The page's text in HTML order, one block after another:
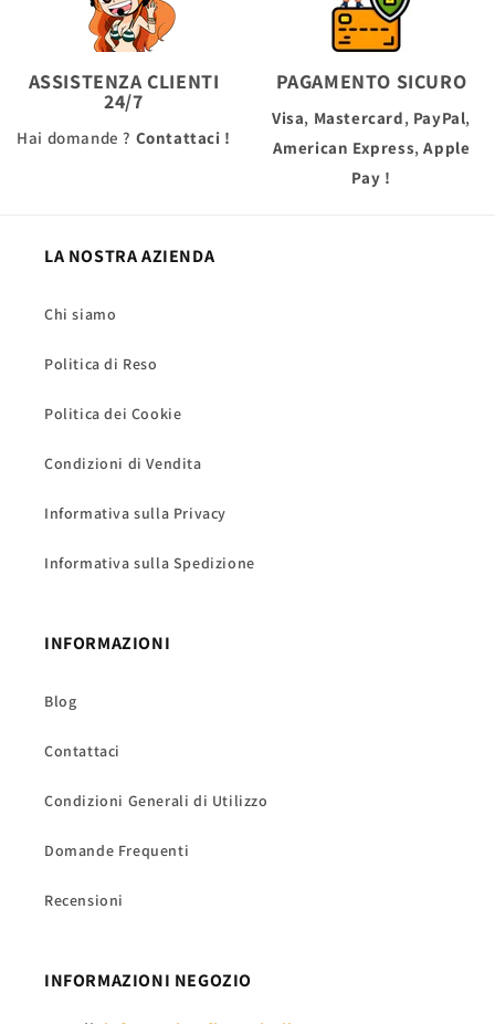
ASSISTENZA CLIENTI
24/7
Hai domande ? Contattaci !
PAGAMENTO SICURO
Visa, Mastercard, PayPal,
American Express,Apple
Pay !
LA NOSTRA AZIENDA
Chi siamo
Politica di Reso
Politica dei Cookie
Condizioni di Vendita
Informativa sulla Privacy
Informativa sulla Spedizione
INFORMAZIONI
Blog
Contattaci
Condizioni Generali di Utilizzo
Domande Frequenti
Recensioni
INFORMAZIONI NEGOZIO